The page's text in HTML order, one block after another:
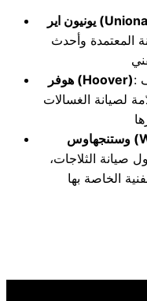
يونيون اير
المعتمدة وأحدث
هوفر(Hoover)
لصيانة الغسالات
وستنجهاوس
صيانة الثلاجات،